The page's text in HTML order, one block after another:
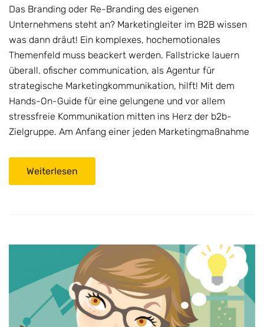
Das Branding oder Re-Branding des eigenen
Unternehmens steht an? Marketingleiter im B2B wissen
was dann dräut! Ein komplexes, hochemotionales
Themenfeld muss beackert werden. Fallstricke lauern
überall. ofischer communication, als Agentur für
strategische Marketingkommunikation, hilft! Mit dem
Hands-On-Guide für eine gelungene und vor allem
stressfreie Kommunikation mitten ins Herz der b2b-
Zielgruppe. Am Anfang einer jeden Marketingmaßnahme
Weiterlesen